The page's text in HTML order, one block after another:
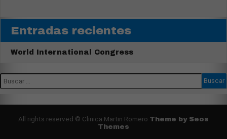
Entradas recientes
World International Congress
All rights reserved © Clinica Martin Romero Theme by Seos
Themes